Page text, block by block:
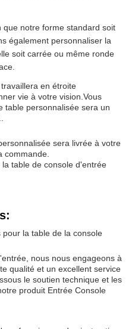
que notre forme standard soit
également personnaliser la
soit carrée ou même ronde
en étroite
vie à votre vision.Vous
table personnalisée sera un
sera livrée à votre
commande.
table de console d'entrée
la table de la console
nous nous engageons à
qualité et un excellent service
le soutien technique et les
produit Entrée Console